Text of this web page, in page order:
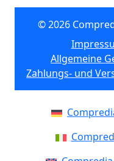
© 2026
Allgemeine
Zahlungs- und